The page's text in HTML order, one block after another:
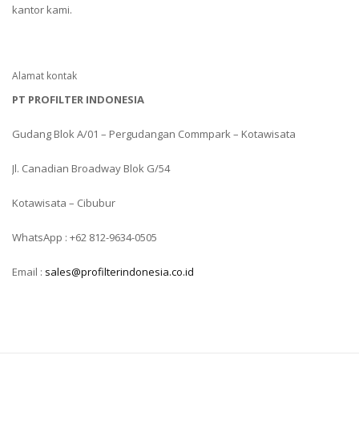
kantor kami.
Alamat kontak
PT PROFILTER INDONESIA
Gudang Blok A/01 – Pergudangan Commpark – Kotawisata
Jl. Canadian Broadway Blok G/54
Kotawisata – Cibubur
WhatsApp : +62 812-9634-0505
Email : sales@profilterindonesia.co.id